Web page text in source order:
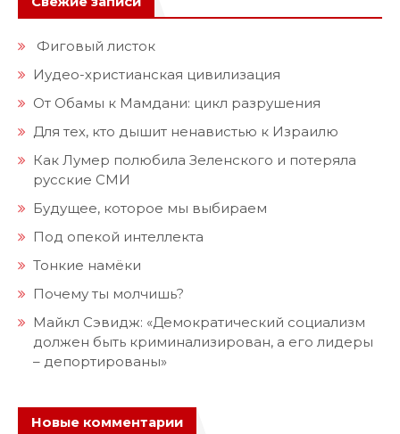
Фиговый листок
Иудео-христианская цивилизация
От Обамы к Мамдани: цикл разрушения
Для тех, кто дышит ненавистью к Израилю
Как Лумер полюбила Зеленского и потеряла
русские СМИ
Будущее, которое мы выбираем
Под опекой интеллекта
Тонкие намёки
Почему ты молчишь?
Майкл Сэвидж: «Демократический социализм
должен быть криминализирован, а его лидеры
– депортированы»
Новые комментарии